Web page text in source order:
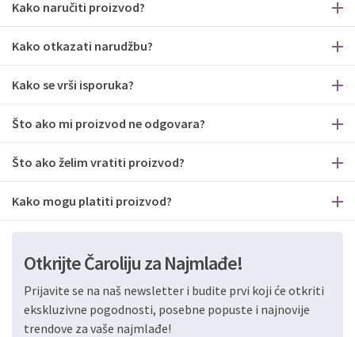
Kako naručiti proizvod?
Kako otkazati narudžbu?
Kako se vrši isporuka?
Što ako mi proizvod ne odgovara?
Što ako želim vratiti proizvod?
Kako mogu platiti proizvod?
Otkrijte Čaroliju za Najmlađe!
Prijavite se na naš newsletter i budite prvi koji će otkriti
ekskluzivne pogodnosti, posebne popuste i najnovije
trendove za vaše najmlađe!